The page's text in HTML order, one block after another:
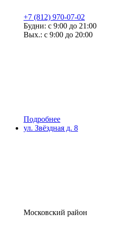
+7 (812) 970-07-02
Будни: с 9:00 до 21:00
Вых.: с 9:00 до 20:00
Подробнее
ул. Звёздная д. 8
Московский район